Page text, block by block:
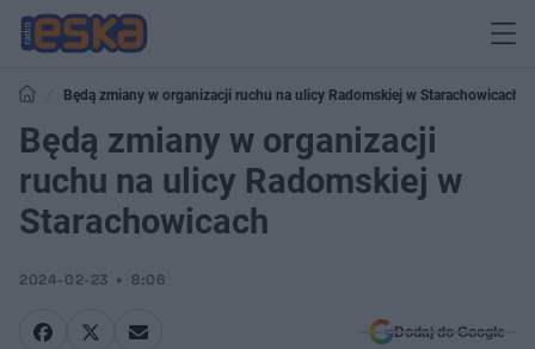
Będą zmiany w organizacji ruchu na ulicy Radomskiej w Starachowicach
Będą zmiany w organizacji
ruchu na ulicy Radomskiej w
Starachowicach
2024-02-23 8:06
Dodaj do Google